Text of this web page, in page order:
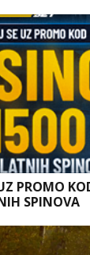
UZ PROMO
SPINOVA